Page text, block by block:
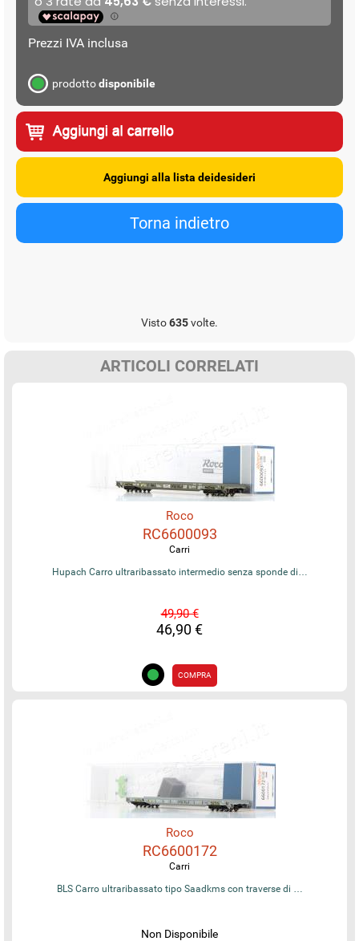
Prezzi IVA inclusa
prodottodisponibile
Visto635volte.
ARTICOLI CORRELATI
Roco
RC6600093
Carri
Hupach Carro ultraribassato intermedio senza sponde di…
49,90 €
46,90 €
COMPRA
Roco
RC6600172
Carri
BLS Carro ultraribassato tipo Saadkms con traverse di …
Non Disponibile